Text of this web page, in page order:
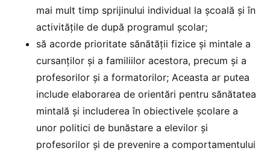
mai mult timp sprijinului individual la școală și în
activitățile de după programul școlar;
să acorde prioritate sănătății fizice și mintale a
cursanților și a familiilor acestora, precum și a
profesorilor și a formatorilor; Aceasta ar putea
include elaborarea de orientări pentru sănătatea
mintală și includerea în obiectivele școlare a
unor politici de bunăstare a elevilor și
profesorilor și de prevenire a comportamentului